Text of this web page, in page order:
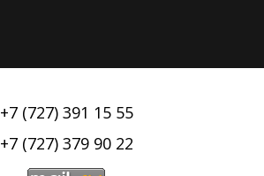
+7 (727) 391 15 55
+7 (727) 379 90 22